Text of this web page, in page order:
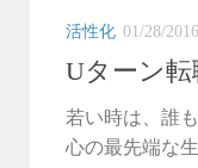
活性化 01/28/2016
Uターン
若い時は、誰
心の最先端な